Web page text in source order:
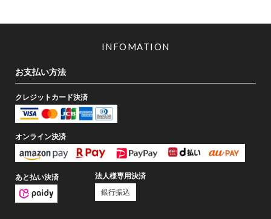
INFOMATION
お支払い方法
クレジットカード決済
オンライン決済
あと払い決済
法人様専用決済
銀行振込